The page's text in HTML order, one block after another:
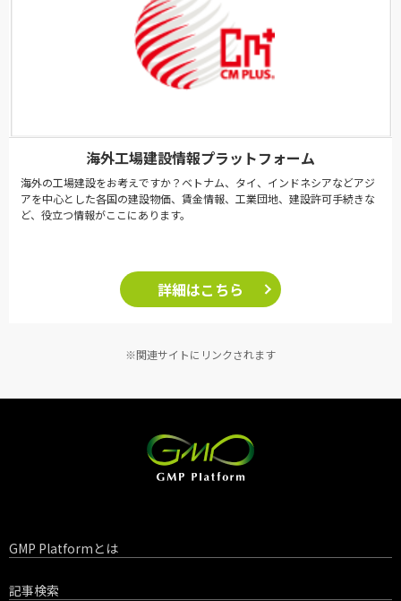
海外工場建設情報プラットフォーム
海外の工場建設をお考えですか？ベトナム、タイ、インドネシアなどアジ
アを中心とした各国の建設物価、賃金情報、工業団地、建設許可手続きな
ど、役立つ情報がここにあります。
詳細はこちら
※関連サイトにリンクされます
GMP Platformとは
記事検索